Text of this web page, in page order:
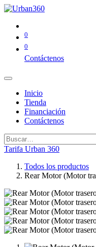
0
0
Contáctenos
Inicio
Tienda
Financiación
Contáctenos
Tarifa Urban 360
Todos los productos
Rear Motor (Motor